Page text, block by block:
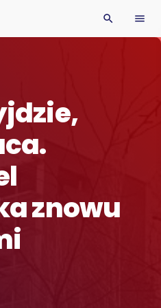
search menu
znowu